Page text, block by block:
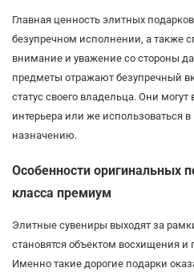
Главная ценность элитных
безупречном исполнении, а также
внимание и уважение со стороны
предметы отражают безупречный
статус своего владельца. Они
интерьера или же использоваться
назначению.
Особенности оригинальных
класса премиум
Элитные сувениры выходят за
становятся объектом восхищения
Именно такие дорогие подарки